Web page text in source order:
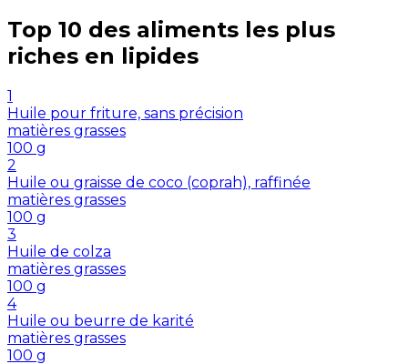
Top 10 des aliments les plus
riches en lipides
1
Huile pour friture, sans précision
matières grasses
100 g
2
Huile ou graisse de coco (coprah), raffinée
matières grasses
100 g
3
Huile de colza
matières grasses
100 g
4
Huile ou beurre de karité
matières grasses
100 g